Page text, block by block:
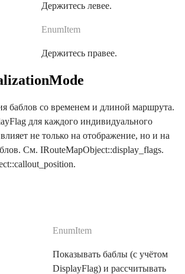
Держитесь левее.
EnumItem
Держитесь правее.
баблов со временем и длиной маршрута.
для каждого индивидуального
не только на отображение, но и на
См. IRouteMapObject::display_flags.
EnumItem
Показывать баблы (с учётом
DisplayFlag) и рассчитывать